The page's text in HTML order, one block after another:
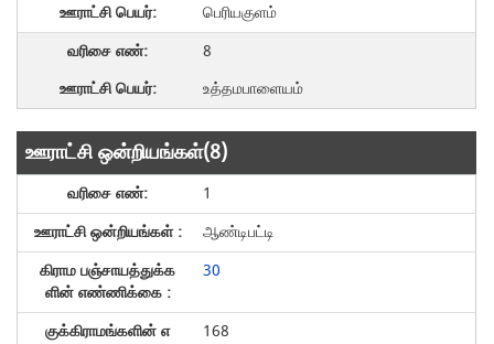
பெரியகுளம்
8
உத்தமபாளையம்
ஊராட்சி ஒன்றியங்கள்(8)
1
ஆண்டிபட்டி
30
168